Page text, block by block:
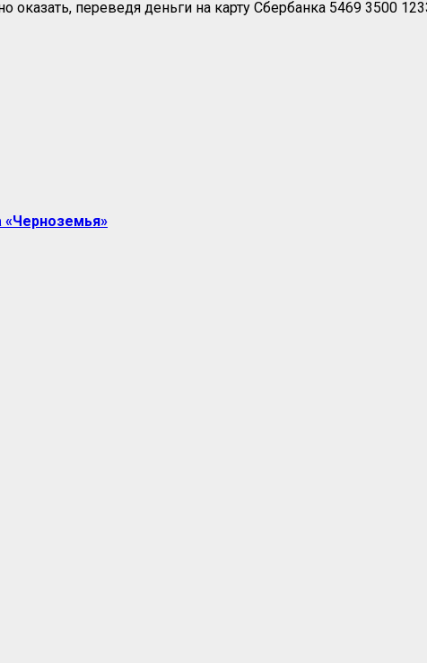
переведя деньги на карту Сбербанка 5469 3500